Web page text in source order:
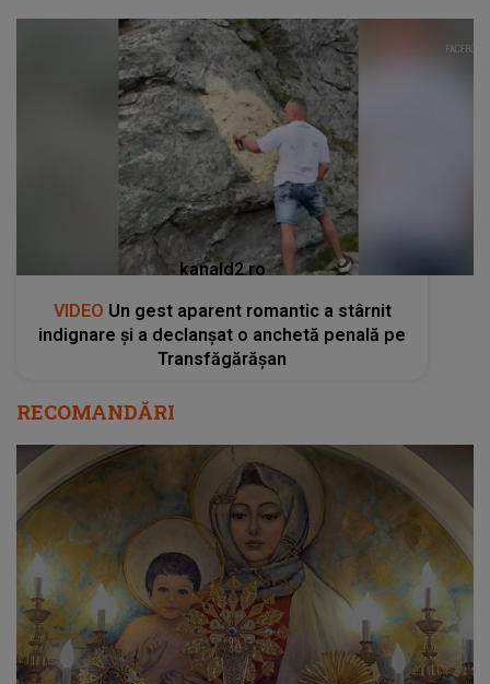
kanald2.ro
VIDEO Un gest aparent romantic a stârnit
indignare și a declanșat o anchetă penală pe
Transfăgărășan
RECOMANDĂRI